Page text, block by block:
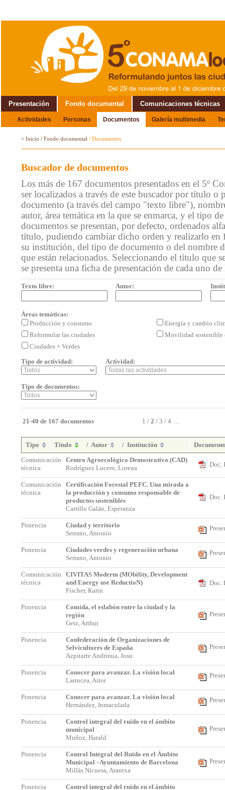
Presentación Fondo documental Comunicaciones técnicas
Actividades Personas Documentos Galería multimedia
Alrededor del Encuentro
> Inicio / Fondo documental / Documentos
Buscador de documentos
Los más de 167 documentos presentados en el 5º
ser localizados a través de este buscador por título o
documento (a través del campo "texto libre"),
autor, área temática en la que se enmarca, y el tipo
documentos se presentan, por defecto, ordenados
título, pudiendo cambiar dicho orden y realizarlo en
su institución, del tipo de documento o del nombre
que están relacionados. Seleccionando el título que
se presenta una ficha de presentación de cada uno
Texto libre: Autor:
Áreas temáticas:
Producción y consumo
Energía y cambio
Reformular las ciudades
Movilidad sostenible
Ciudades + Verdes
Tipo de actividad:
Actividad:
Tipo de documentos:
21-40 de 167 documentos 1 / 2 / 3 / 4 ...
Tipo Título / Autor / Institución
Comunicación
técnica
Centro Agroecológico Demostrativo (CAD)
Rodríguez Lucero, Lorena
Doc.
Comunicación
técnica
Certificación Forestal PEFC. Una mirada a
la producción y consumo responsable de
productos sostenibles
Carrillo Galán, Esperanza
Doc.
Ponencia
Ciudad y territorio
Serrano, Antonio
Ponencia
Ciudades verdes y regeneración urbana
Serrano, Antonio
Comunicación
técnica
CIVITAS Moderm (MObility, Development
and Energy use ReductioN)
Fischer, Karin
Doc.
Ponencia
Comida, el eslabón entre la ciudad y la
región
Getz, Arthur
Ponencia
Confederación de Organizaciones de
Selvicultores de España
Azpitarte Andrinua, Josu
Ponencia
Conocer para avanzar. La visión local
Larrucea, Aitor
Ponencia
Conocer para avanzar. La visión local
Hernández, Inmaculada
Ponencia
Control integral del ruido en el ámbito
municipal
Muñoz, Harald
Ponencia
Control Integral del Ruido en el Ámbito
Municipal - Ayuntamiento de Barcelona
Millàs Nicuesa, Arantxa
Ponencia
Control integral del ruido en el ámbito